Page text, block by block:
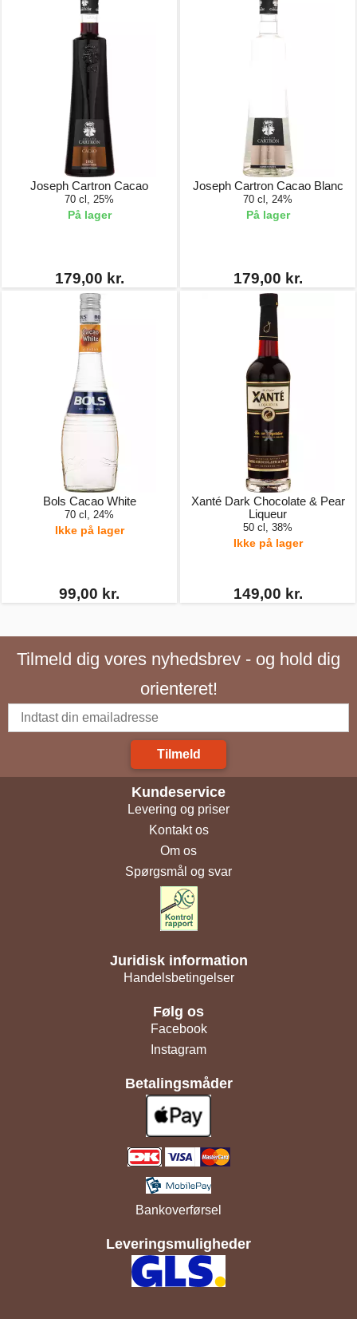
Joseph Cartron Cacao
70 cl, 25%
På lager
179,00 kr.
Joseph Cartron Cacao Blanc
70 cl, 24%
På lager
179,00 kr.
Bols Cacao White
70 cl, 24%
Ikke på lager
99,00 kr.
Xanté Dark Chocolate & Pear
Liqueur
50 cl, 38%
Ikke på lager
149,00 kr.
Tilmeld dig vores nyhedsbrev - og hold dig
orienteret!
Tilmeld
Kundeservice
Levering og priser
Kontakt os
Om os
Spørgsmål og svar
Juridisk information
Handelsbetingelser
Følg os
Facebook
Instagram
Betalingsmåder
Bankoverførsel
Leveringsmuligheder